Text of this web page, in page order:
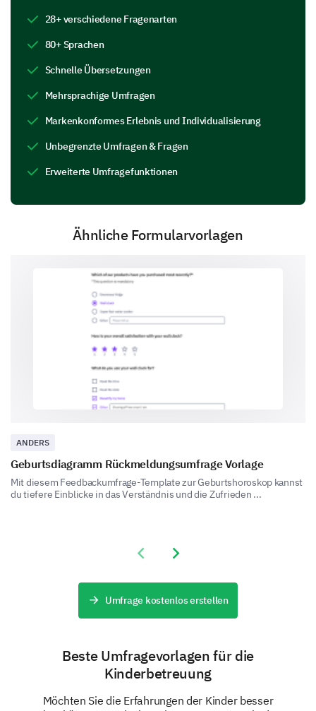
Camp Staff Evaluation
How would you evaluate the friendliness and
helpfulness of the camp staff?
Overall Experience
Will you consider attending our summer camp
Yes
What was your most memorable experience at
28+ verschiedene Fragenarten
80+ Sprachen
Schnelle Übersetzungen
Mehrsprachige Umfragen
Markenkonformes Erlebnis und Individualisierung
Unbegrenzte Umfragen & Fragen
Erweiterte Umfragefunktionen
Ähnliche Formularvorlagen
ANDERS
Geburtsdiagramm Rückmeldungsumfrage Vorlage
Mit diesem Feedbackumfrage-Template zur Geburtshoroskop kannst
du tiefere Einblicke in das Verständnis und die Zufrieden ...
Previous slide
Next slide
Umfrage kostenlos erstellen
Beste Umfragevorlagen für die
Kinderbetreuung
Möchten Sie die Erfahrungen der Kinder besser